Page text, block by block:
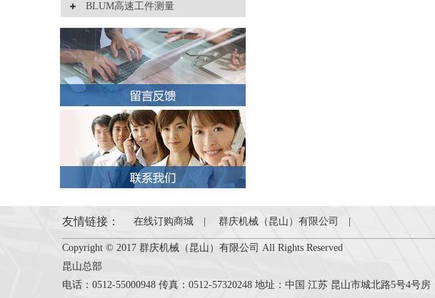
BLUM高速工件测量
友情链接： 在线订购商城 群庆机械（昆山）有限公司
Copyright © 2017 群庆机械（昆山）有限公司 All Rights Reserved
昆山总部
电话：0512-55000948 传真：0512-57320248 地址：中国 江苏 昆山市城北路5号4号房